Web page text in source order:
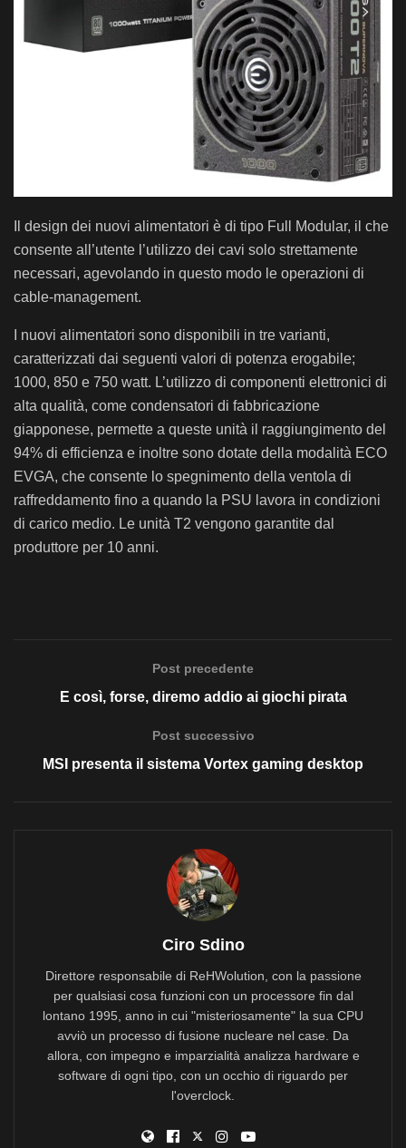
Il design dei nuovi alimentatori è di tipo Full Modular, il che
consente all’utente l’utilizzo dei cavi solo strettamente
necessari, agevolando in questo modo le operazioni di
cable-management.
I nuovi alimentatori sono disponibili in tre varianti,
caratterizzati dai seguenti valori di potenza erogabile;
1000, 850 e 750 watt. L’utilizzo di componenti elettronici di
alta qualità, come condensatori di fabbricazione
giapponese, permette a queste unità il raggiungimento del
94% di efficienza e inoltre sono dotate della modalità ECO
EVGA, che consente lo spegnimento della ventola di
raffreddamento fino a quando la PSU lavora in condizioni
di carico medio. Le unità T2 vengono garantite dal
produttore per 10 anni.
Post precedente
E così, forse, diremo addio ai giochi pirata
Post successivo
MSI presenta il sistema Vortex gaming desktop
Ciro Sdino
Direttore responsabile di ReHWolution, con la passione
per qualsiasi cosa funzioni con un processore fin dal
lontano 1995, anno in cui "misteriosamente" la sua CPU
avviò un processo di fusione nucleare nel case. Da
allora, con impegno e imparzialità analizza hardware e
software di ogni tipo, con un occhio di riguardo per
l'overclock.